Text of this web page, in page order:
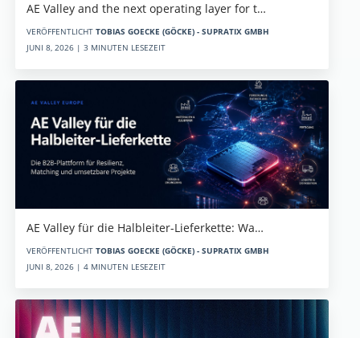
AE Valley and the next operating layer for t…
VERÖFFENTLICHT TOBIAS GOECKE (GÖCKE) - SUPRATIX GMBH
JUNI 8, 2026 | 3 MINUTEN LESEZEIT
AE Valley für die Halbleiter-Lieferkette: Wa…
VERÖFFENTLICHT TOBIAS GOECKE (GÖCKE) - SUPRATIX GMBH
JUNI 8, 2026 | 4 MINUTEN LESEZEIT